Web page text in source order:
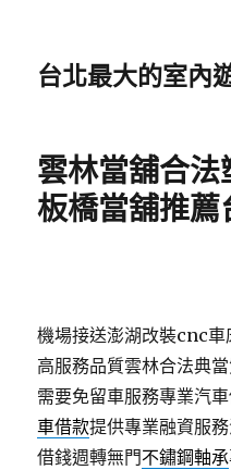
台北最大的室內
雲林當舖合
板橋當舖推
機場接送澎湖改裝cnc
高服務品質雲林合法典
需要免留車服務專業汽
車借款提供專業融資服
借錢週轉無門不鏽鋼軸承